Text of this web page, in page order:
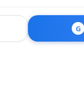
G